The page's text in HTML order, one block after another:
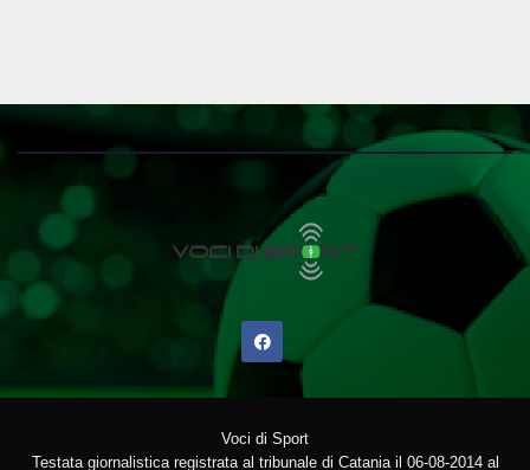
Voci di Sport
Testata giornalistica registrata al tribunale di Catania il 06-08-2014 al